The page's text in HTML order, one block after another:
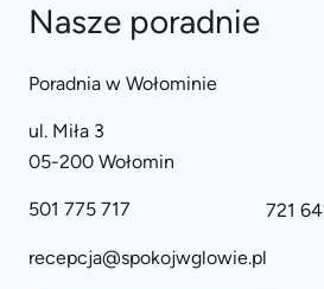
Nasze poradnie
Poradnia w Wołominie
ul. Miła 3
05-200 Wołomin
501 775 717 721
recepcja@spokojwglowie.pl